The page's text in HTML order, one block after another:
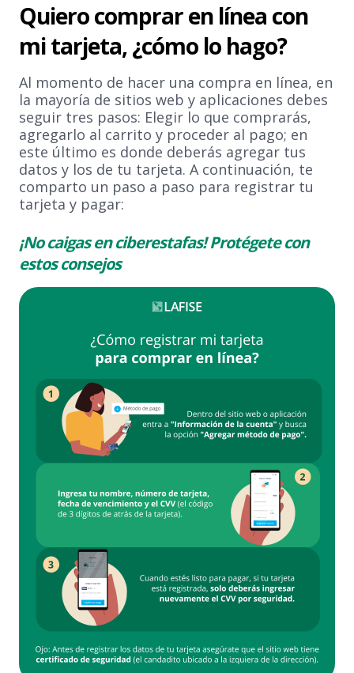
Quiero comprar en línea con
mi tarjeta, ¿cómo lo hago?
Al momento de hacer una compra en línea, en
la mayoría de sitios web y aplicaciones debes
seguir tres pasos: Elegir lo que comprarás,
agregarlo al carrito y proceder al pago; en
este último es donde deberás agregar tus
datos y los de tu tarjeta. A continuación, te
comparto un paso a paso para registrar tu
tarjeta y pagar:
¡No caigas en ciberestafas! Protégete con
estos consejos